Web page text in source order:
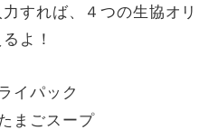
すれば、４つの生協オリ
よ！
イパック
まごスープ